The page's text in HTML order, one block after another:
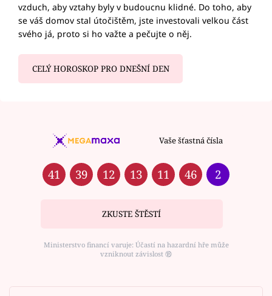
vzduch, aby vztahy byly v budoucnu klidné. Do toho, aby
se váš domov stal útočištěm, jste investovali velkou část
svého já, proto si ho važte a pečujte o něj.
CELÝ HOROSKOP PRO DNEŠNÍ DEN
Vaše šťastná čísla
41 39 12 13 11 46 2
ZKUSTE ŠTĚSTÍ
Ministerstvo financí varuje: Účastí na hazardní hře může
vzniknout závislost ⑱